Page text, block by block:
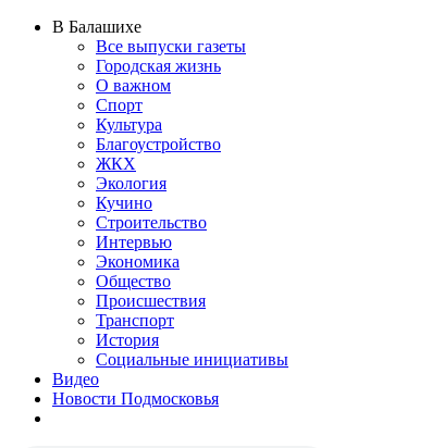
В Балашихе
Все выпуски газеты
Городская жизнь
О важном
Спорт
Культура
Благоустройство
ЖКХ
Экология
Кучино
Строительство
Интервью
Экономика
Общество
Происшествия
Транспорт
История
Социальные инициативы
Видео
Новости Подмосковья